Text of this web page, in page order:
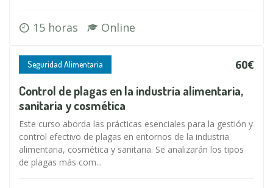
15 horas Online
Seguridad Alimentaria 60€
Control de plagas en la industria alimentaria,
sanitaria y cosmética
Este curso aborda las prácticas esenciales para la gestión y
control efectivo de plagas en entornos de la industria
alimentaria, cosmética y sanitaria. Se analizarán los tipos
de plagas más com...